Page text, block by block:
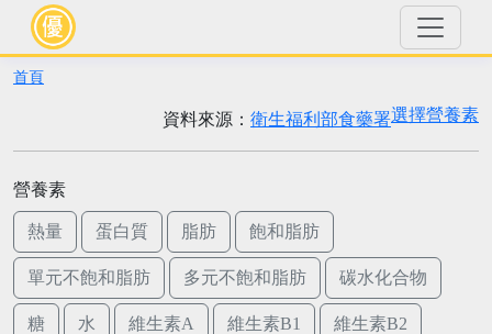
首頁
選擇營養素
資料來源： 衛生福利部食藥署
營養素
熱量 蛋白質 脂肪 飽和脂肪
單元不飽和脂肪 多元不飽和脂肪 碳水化合物
糖 水 維生素A 維生素B1 維生素B2